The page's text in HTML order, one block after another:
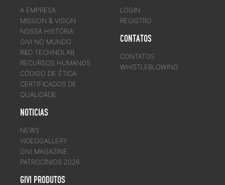
A EMPRESA
MISSION & VISION
NOSSA HISTÓRIA
GIVI NO MUNDO
R&D TECHNOLAB
RECURSOS HUMANOS
CÓDIGO DE ÉTICA
CERTIFICADOS DE
QUALIDADE
NOTICIAS
NEWS
VIDEOGALLERY
GIVI MAGAZINE
PATROCÍNIOS 2026
GIVI PRODUTOS
LOGIN
REGISTRO
CONTATOS
CONTATOS
WHISTLEBLOWING